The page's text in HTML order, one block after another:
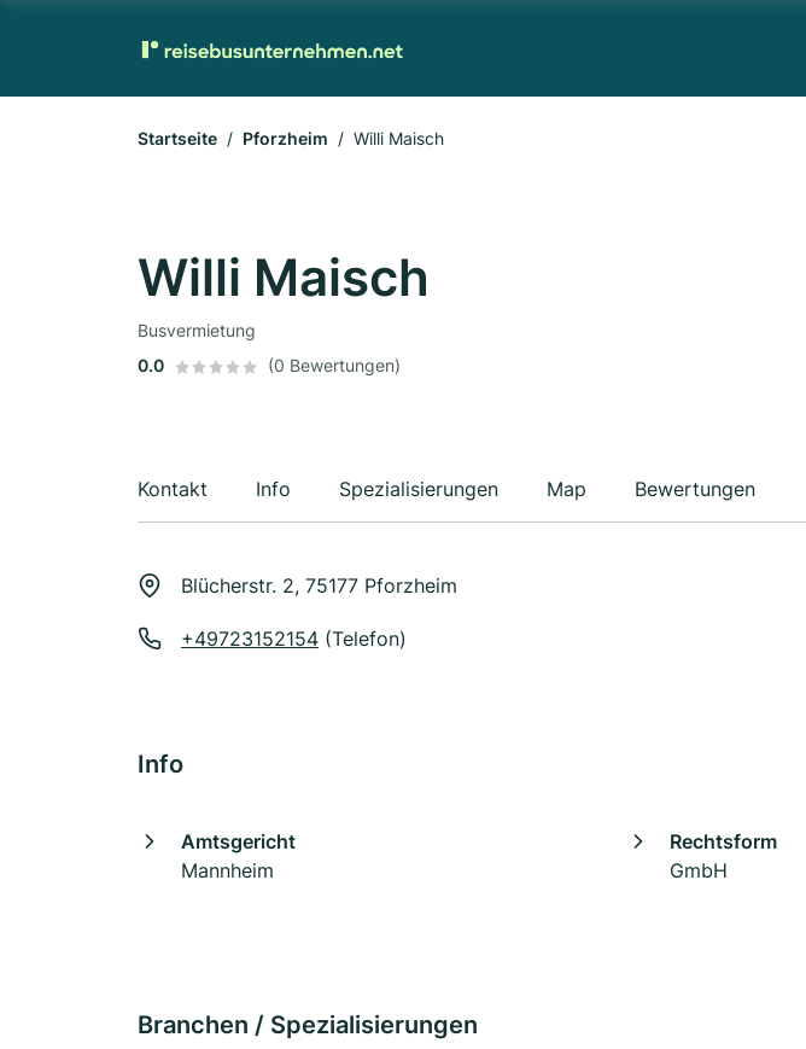
Startseite Pforzheim Willi Maisch
Willi Maisch
Busvermietung
0.0
(0 Bewertungen)
Kontakt Info Spezialisierungen Map Bewertungen
Blücherstr. 2, 75177 Pforzheim
+49723152154 (Telefon)
Info
Amtsgericht
Mannheim
Rechtsform
GmbH
Branchen / Spezialisierungen